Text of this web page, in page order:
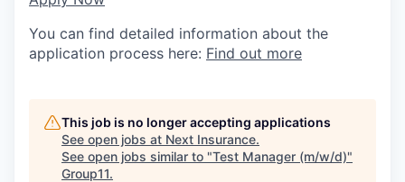
You can find detailed information about the
application process here: Find out more
This job is no longer accepting applications
See open jobs at Next Insurance.
See open jobs similar to "Test Manager (m/w/d)"
Group11.